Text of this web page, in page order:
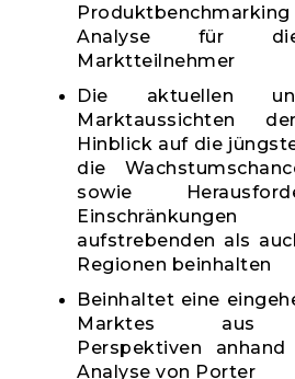
Analyse für
Marktteilnehmer
Die aktuellen
Marktaussichten
Hinblick auf die
die
sowie
aufstrebenden als
Regionen beinhalten
Beinhaltet eine
Marktes aus
Perspektiven
Analyse von Porter